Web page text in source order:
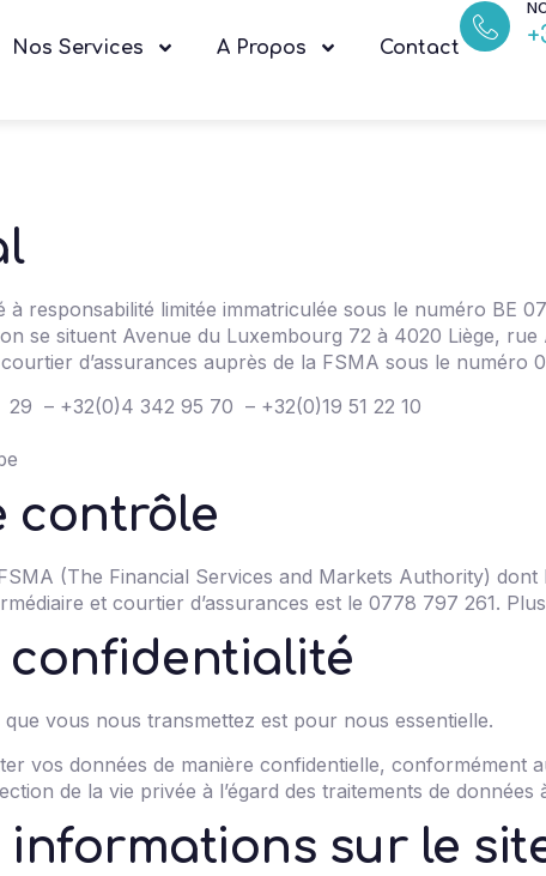
Nos Services A Propos Contact
responsabilité limitée immatriculée sous le numéro BE
se situent Avenue du Luxembourg 72 à 4020 Liège,
d’assurances auprès de la FSMA sous le numéro
– +32(0)4 342 95 70 – +32(0)19 51 22 10
contrôle
(The Financial Services and Markets Authority)
et courtier d’assurances est le 0778 797 261.
confidentialité
vous nous transmettez est pour nous essentielle.
vos données de manière confidentielle,
de la vie privée à l’égard des traitements de
informations sur le